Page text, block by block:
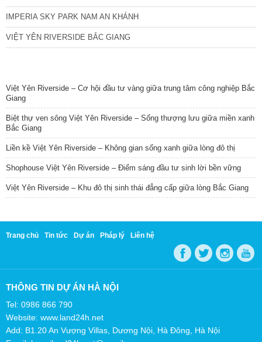
IMPERIA SKY PARK NAM AN KHÁNH
VIỆT YÊN RIVERSIDE BẮC GIANG
Việt Yên Riverside – Cơ hội đầu tư vàng giữa trung tâm công nghiệp Bắc
Giang
Biệt thự ven sông Việt Yên Riverside – Sống thượng lưu giữa miền xanh
Bắc Giang
Liền kề Việt Yên Riverside – Không gian sống xanh giữa lòng đô thị
Shophouse Việt Yên Riverside – Điểm sáng đầu tư sinh lời bền vững
Việt Yên Riverside – Khu đô thị sinh thái đẳng cấp giữa lòng Bắc Giang
Trang chủ Tin tức Dự án Pháp lý Liên hệ
THÔNG TIN DỰ ÁN HÀ NỘI
Tel: 0986 866 790
Website: www.land24h.net
Add: B1.20 An Vượng Villas, Dương Nội, Hà Đông, Hà Nội